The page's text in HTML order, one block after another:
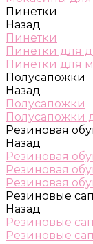
Пинетки
Назад
Пинетки
Пинетки для
Пинетки для
Полусапожки
Назад
Полусапожки
Полусапожки
Резиновая
Назад
Резиновая
Резиновая
Резиновая
Резиновые
Назад
Резиновые
Резиновые